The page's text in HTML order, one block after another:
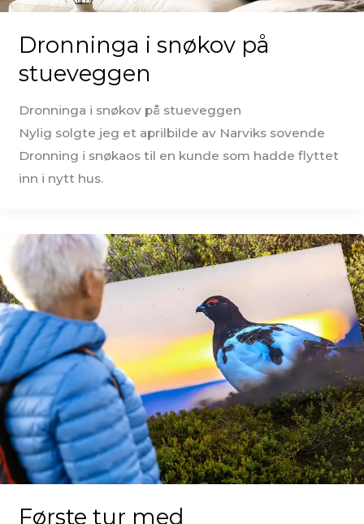
Dronninga i snøkov på
stueveggen
Dronninga i snøkov på stueveggen
Nylig solgte jeg et aprilbilde av Narviks sovende
Dronning i snøkaos til en kunde som hadde flyttet
inn i nytt hus.
Første tur med